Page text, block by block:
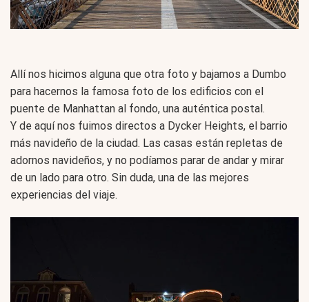
Allí nos hicimos alguna que otra foto y bajamos a Dumbo
para hacernos la famosa foto de los edificios con el
puente de Manhattan al fondo, una auténtica postal.
Y de aquí nos fuimos directos a Dycker Heights, el barrio
más navideño de la ciudad. Las casas están repletas de
adornos navideños, y no podíamos parar de andar y mirar
de un lado para otro. Sin duda, una de las mejores
experiencias del viaje.